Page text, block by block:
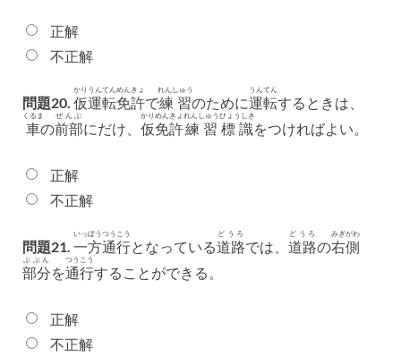
正解
不正解
問題20. 仮
かり
運転
うんてん
免許
めんきょ
で練習
れんしゅう
のために運転
うんてん
するときは、
車
くるま
の前部
ぜんぶ
にだけ、 仮免許
かりめんきょ
練習
れんしゅう
標識
ひょうしき
をつければよい。
正解
不正解
問題21. 一方通行
いっぽうつうこう
となっている道路
どうろ
では、 道路
どうろ
の右側
みぎがわ
部分
ぶぶん
を通行
つうこう
することができる。
正解
不正解